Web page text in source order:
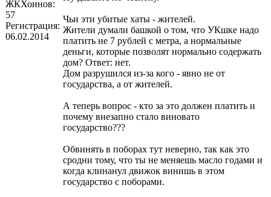
ЖКХоинов:
57
Регистрация:
06.02.2014
Чьи эти убитые хаты - жителей.
Жители думали башкой о том, что УКшке надо
платить не 7 рублей с метра, а нормальные
деньги, которые позволят нормально содержать
дом? Ответ: нет.
Дом разрушился из-за кого - явно не от
государства, а от жителей.
А теперь вопрос - кто за это должен платить и
почему внезапно стало виновато
государство???
Обвинять в поборах тут неверно, так как это
сродни тому, что ты не меняешь масло годами и
когда клинанул движок винишь в этом
государство с поборами.